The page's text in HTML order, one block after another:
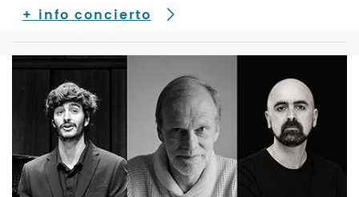
+ info concierto